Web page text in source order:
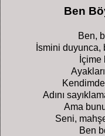
Ben
Ben,
İsmini
Adını
Ama
Seni,
Ben